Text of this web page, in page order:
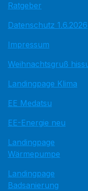
Ratgeber
Datenschutz 1.6.2026
Impressum
Weihnachtsgruß
Landingpage Klima
EE Medatsu
EE-Energie neu
Landingpage
Wärmepumpe
Landingpage
Badsanierung